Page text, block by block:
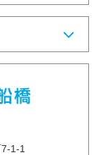
1-1